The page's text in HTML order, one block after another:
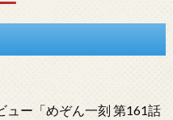
ュー「めぞん一刻 第161話